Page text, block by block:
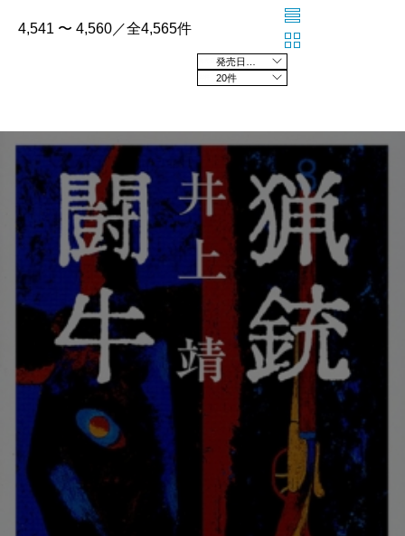
4,541 〜 4,560／全4,565件
20件